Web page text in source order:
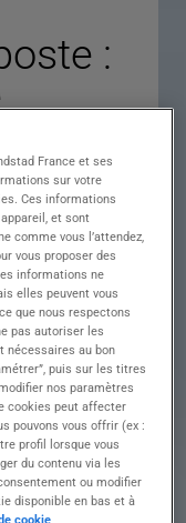
:
DE
le confort
?
et intervenez
ventilation et
assurez le
CVC et
France et ses
sur votre
Ces informations
et sont
comme vous l’attendez,
vous proposer des
informations ne
elles peuvent vous
que nous respectons
pas autoriser les
nécessaires au bon
puis sur les titres
nos paramètres
cookies peut affecter
pouvons vous offrir (ex :
profil lorsque vous
du contenu via les
ou modifier
disponible en bas et à